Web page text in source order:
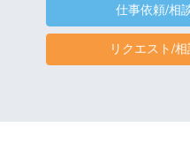
仕事依頼/相
リクエスト/